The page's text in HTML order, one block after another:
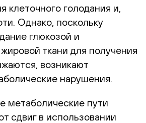
клеточного голодания и,
Однако, поскольку
глюкозой и
ткани для получения
возникают
нарушения.
метаболические пути
сдвиг в использовании